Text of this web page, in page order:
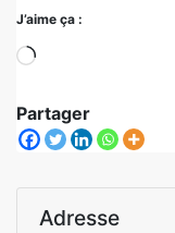
J’aime ça :
Partager
Adresse